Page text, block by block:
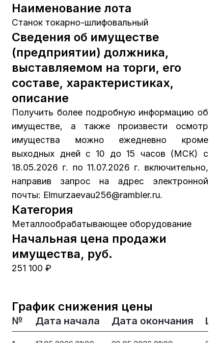
Наименование лота
Станок токарно-шлифовальный
Сведения об имуществе
(предприятии) должника,
выставляемом на торги, его
составе, характеристиках,
описание
Получить более подробную информацию об
имуществе, а также произвести осмотр
имущества можно ежедневно кроме
выходных дней с 10 до 15 часов (МСК) с
18.05.2026 г. по 11.07.2026 г. включительно,
направив запрос на адрес электронной
почты: Elmurzaevau256@rambler.ru.
Категория
Металлообрабатывающее оборудование
Начальная цена продажи
имущества, руб.
251 100 ₽
График снижения цены
№ Дата начала Дата окончания